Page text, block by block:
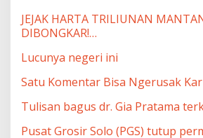
JEJAK HARTA TRILIUNAN
DIBONGKAR!…
Lucunya negeri ini
Satu Komentar Bisa Ngerusak
Tulisan bagus dr. Gia Pratama
Pusat Grosir Solo (PGS) tutup